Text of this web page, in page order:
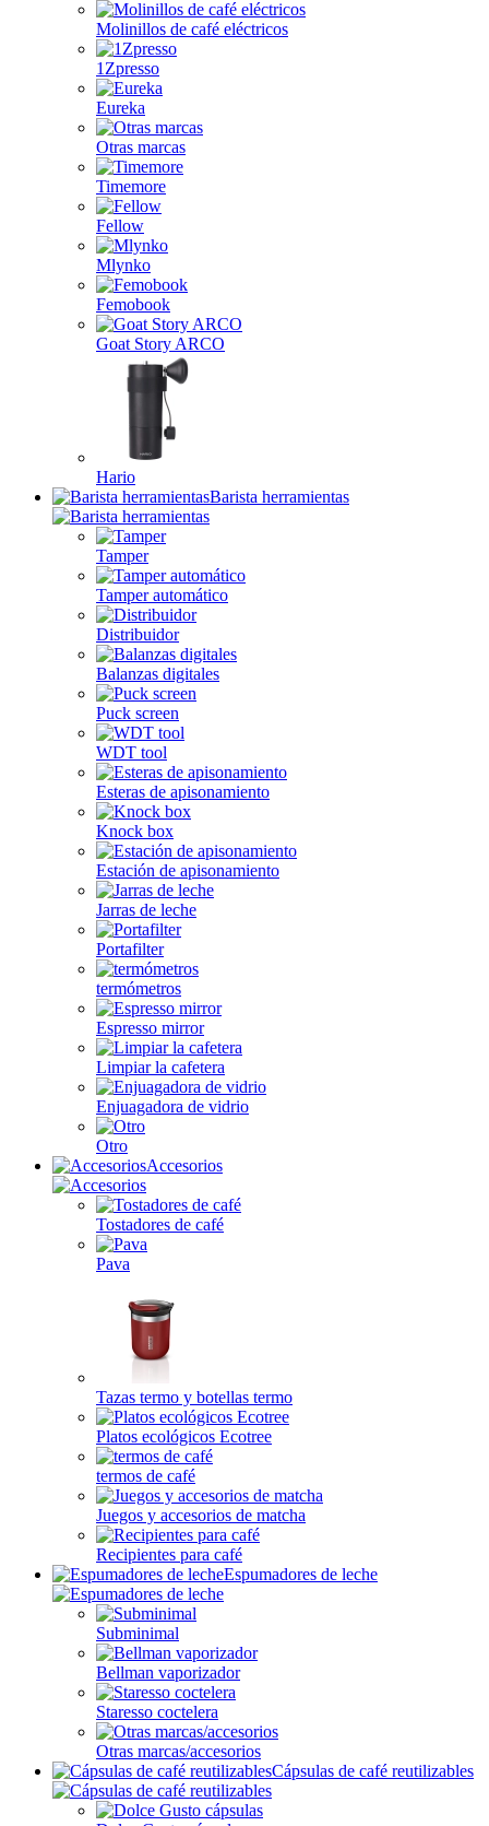
Molinillos de café eléctricos
1Zpresso
Eureka
Otras marcas
Timemore
Fellow
Mlynko
Femobook
Goat Story ARCO
Hario
Barista herramientas
Tamper
Tamper automático
Distribuidor
Balanzas digitales
Puck screen
WDT tool
Esteras de apisonamiento
Knock box
Estación de apisonamiento
Jarras de leche
Portafilter
termómetros
Espresso mirror
Limpiar la cafetera
Enjuagadora de vidrio
Otro
Accesorios
Tostadores de café
Pava
Tazas termo y botellas termo
Platos ecológicos Ecotree
termos de café
Juegos y accesorios de matcha
Recipientes para café
Espumadores de leche
Subminimal
Bellman vaporizador
Staresso coctelera
Otras marcas/accesorios
Cápsulas de café reutilizables